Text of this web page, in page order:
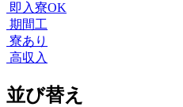
即入寮OK
期間工
寮あり
高収入
並び替え